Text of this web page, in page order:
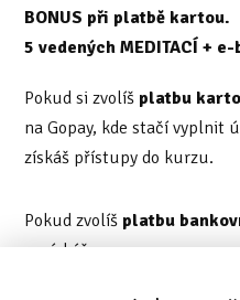
BONUS při platbě kartou.
5 vedených MEDITACÍ +
Pokud si zvolíš platbu
na Gopay, kde stačí vyplnit
získáš přístupy do kurzu.
Pokud zvolíš platbu
nezískáš.